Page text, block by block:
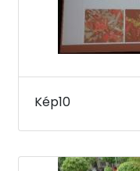
Kép10